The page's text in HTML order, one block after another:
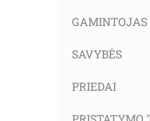
GAMINTOJAS
SAVYBĖS
PRIEDAI